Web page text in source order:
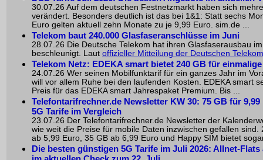
30.07.26 Auf dem deutschen Festnetzmarkt haben sich
verändert. Besonders deutlich ist das bei 1&1: Statt sechs
Euro gelten aktuell zehn Monate zu je 9,99 Euro. sim.de ...
Telekom baut 240.000 Glasfaseranschlüsse im Juni
28.07.26 Die Deutsche Telekom hat ihren Glasfaserausbau
beschleunigt. Laut offizieller Mitteilung der Deutschen Telekom
Telekom Netz: EDEKA smart bietet 240 GB für
24.07.26 Wer seinen Mobilfunktarif für ein ganzes Jahr im
will vor allem Ruhe bei den laufenden Kosten. EDEKA smart
Preis für das EDEKA smart Jahrespaket Premium. Bis ...
Telefontarifrechner.de Newsletter KW 30: 75 GB für
5G Tarife im Vergleich
23.07.26 Der Telefontarifrechner.de Newsletter der
wie weit die Preise für mobile Daten inzwischen gefallen sind.
ab 5,99 Euro, 35 GB ab 6,99 Euro und Happy SIM bietet
Die besten günstigen 5G Tarife im Juli 2026: Allnet-Flats